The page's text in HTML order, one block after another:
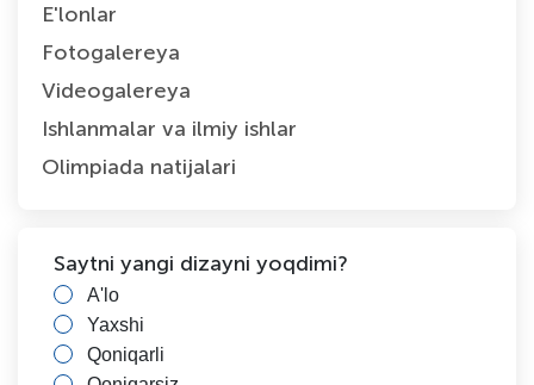
E'lonlar
Fotogalereya
Videogalereya
Ishlanmalar va ilmiy ishlar
Olimpiada natijalari
Saytni yangi dizayni yoqdimi?
A'lo
Yaxshi
Qoniqarli